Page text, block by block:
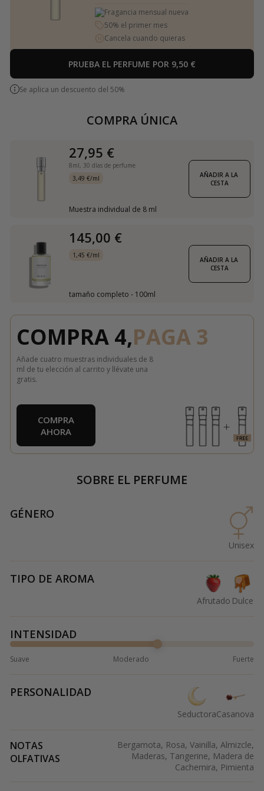
Fragancia mensual nueva
50% el primer mes
Cancela cuando quieras
PRUEBA EL PERFUME POR 9,50 €
Se aplica un descuento del 50%
COMPRA ÚNICA
27,95 €
8ml, 30 días de perfume
3,49 €/ml
Muestra individual de 8 ml
AÑADIR A LA
CESTA
145,00 €
1,45 €/ml
tamaño completo - 100ml
AÑADIR A LA
CESTA
COMPRA 4,PAGA 3
Añade cuatro muestras individuales de 8
ml de tu elección al carrito y llévate una
gratis.
COMPRA
AHORA
SOBRE EL PERFUME
GÉNERO
Unisex
TIPO DE AROMA
Afrutado Dulce
INTENSIDAD
Suave Moderado Fuerte
PERSONALIDAD
SeductoraCasanova
NOTAS
OLFATIVAS
Bergamota, Rosa, Vainilla, Almizcle,
Maderas, Tangerine, Madera de
Cachemira, Pimienta